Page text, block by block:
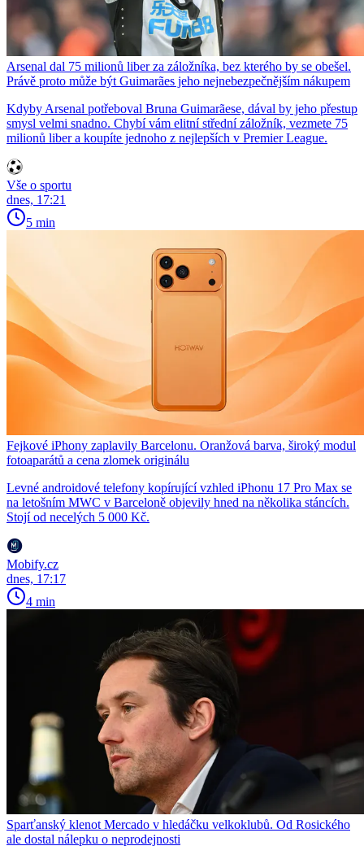
Arsenal dal 75 milionů liber za záložníka, bez kterého by se obešel.
Právě proto může být Guimarães jeho nejnebezpečnějším nákupem
Kdyby Arsenal potřeboval Bruna Guimarãese, dával by jeho přestup
smysl velmi snadno. Chybí vám elitní střední záložník, vezmete 75
milionů liber a koupíte jednoho z nejlepších v Premier League.
Vše o sportu
dnes, 17:21
5 min
Fejkové iPhony zaplavily Barcelonu. Oranžová barva, široký modul
fotoaparátů a cena zlomek originálu
Levné androidové telefony kopírující vzhled iPhonu 17 Pro Max se
na letošním MWC v Barceloně objevily hned na několika stáncích.
Stojí od necelých 5 000 Kč.
Mobify.cz
dnes, 17:17
4 min
Sparťanský klenot Mercado v hledáčku velkoklubů. Od Rosického
ale dostal nálepku o neprodejnosti